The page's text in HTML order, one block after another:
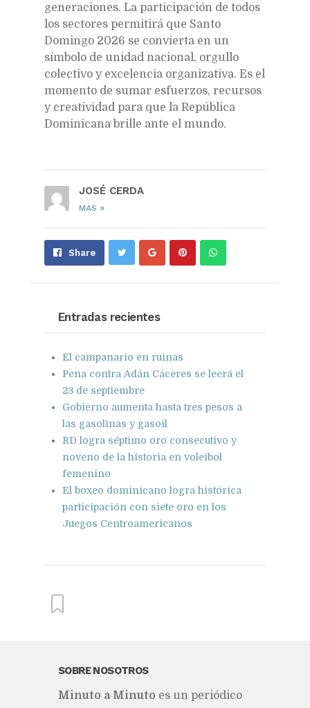
generaciones. La participación de todos
los sectores permitirá que Santo
Domingo 2026 se convierta en un
símbolo de unidad nacional, orgullo
colectivo y excelencia organizativa. Es el
momento de sumar esfuerzos, recursos
y creatividad para que la República
Dominicana brille ante el mundo.
JOSÉ CERDA
MAS »
Share Share Pin Send
Entradas recientes
El campanario en ruinas
Pena contra Adán Cáceres se leerá el
23 de septiembre
Gobierno aumenta hasta tres pesos a
las gasolinas y gasoil
RD logra séptimo oro consecutivo y
noveno de la historia en voleibol
femenino
El boxeo dominicano logra histórica
participación con siete oro en los
Juegos Centroamericanos
From this category »
El campanario en ruinas
SOBRE NOSOTROS
Mi­nu­to a Mi­nu­to es un pe­rió­di­co